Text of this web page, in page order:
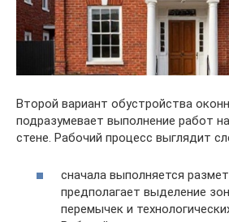
Второй вариант обустройства
подразумевает выполнение работ
стене. Рабочий процесс выглядит
сначала выполняется
предполагает выделение
перемычек и